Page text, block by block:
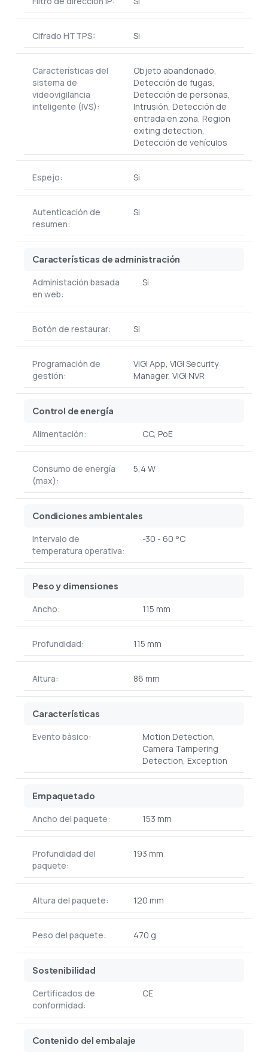
Cifrado HTTPS: Si
Características del
sistema de
videovigilancia
inteligente (IVS):
Objeto abandonado,
Detección de fugas,
Detección de personas,
Intrusión, Detección de
entrada en zona, Region
exiting detection,
Detección de vehículos
Espejo: Si
Autenticación de
resumen:
Si
Características de administración
Administación basada
en web:
Si
Botón de restaurar: Si
Programación de
gestión:
VIGI App, VIGI Security
Manager, VIGI NVR
Control de energía
Alimentación: CC, PoE
Consumo de energía
(max):
5,4 W
Condiciones ambientales
Intervalo de
temperatura operativa:
-30 - 60 °C
Peso y dimensiones
Ancho: 115 mm
Profundidad: 115 mm
Altura: 86 mm
Características
Evento básico:
Motion Detection,
Camera Tampering
Detection, Exception
Empaquetado
Ancho del paquete: 153 mm
Profundidad del
paquete:
193 mm
Altura del paquete: 120 mm
Peso del paquete: 470 g
Sostenibilidad
Certificados de
conformidad:
CE
Contenido del embalaje